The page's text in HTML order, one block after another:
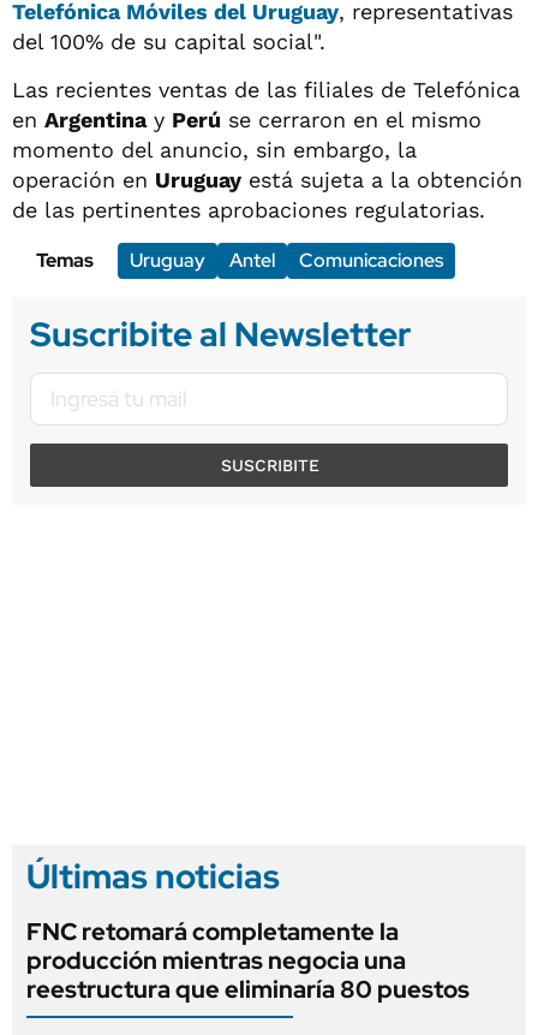
Telefónica Móviles del Uruguay, representativas
del 100% de su capital social".
Las recientes ventas de las filiales de Telefónica
en Argentinay Perú se cerraron en el mismo
momento del anuncio, sin embargo, la
operación en Uruguay está sujeta a la obtención
de las pertinentes aprobaciones regulatorias.
Temas
Uruguay Antel Comunicaciones
Suscribite al Newsletter
SUSCRIBITE
Últimas noticias
FNC retomará completamente la
producción mientras negocia una
reestructura que eliminaría 80 puestos